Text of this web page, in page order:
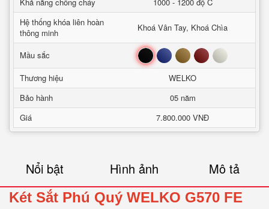
Hệ thống khóa liên hoàn
thông minh
Khoá Vân Tay, Khoá Chìa
Mầu sắc Đen Xanh Nâu Đỏ Trắng
Thương hiệu
WELKO
Bảo hành
05 năm
Giá
7.800.000 VNĐ
Nổi bật Hình ảnh Mô tả
Két Sắt Phú Quý WELKO G570 FE